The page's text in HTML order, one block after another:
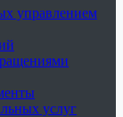
управлением
услуг